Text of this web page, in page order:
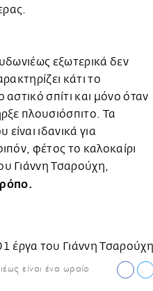
εξωτερικά δεν
κάτι το
σπίτι και μόνο όταν
πλουσιόσπιτο. Τα
ιδανικά για
φέτος το καλοκαίρι
Γιάννη Τσαρούχη,
είναι ένα ωραίο